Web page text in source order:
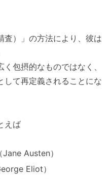
）」の方法により、彼は
包摂的なものではなく、
して再定義されることにな
えば
Austen）
Eliot）